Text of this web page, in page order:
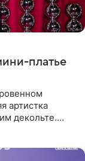
платье
артистка
декольте.